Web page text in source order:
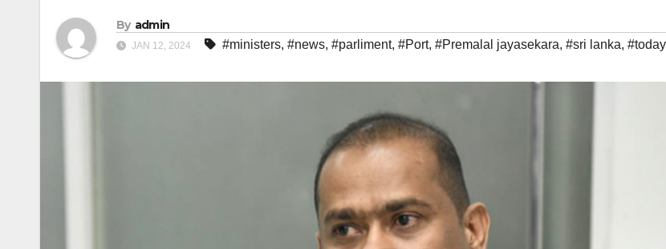
By admin
JAN 12, 2024 #ministers, #news, #parliment, #Port, #Premalal jayasekara, #sri lanka,